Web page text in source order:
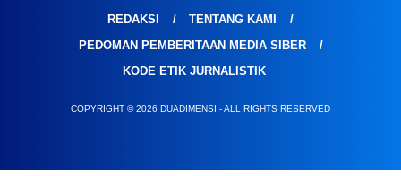
REDAKSI
TENTANG KAMI
PEDOMAN PEMBERITAAN MEDIA SIBER
KODE ETIK JURNALISTIK
COPYRIGHT © 2026 DUADIMENSI - ALL RIGHTS RESERVED